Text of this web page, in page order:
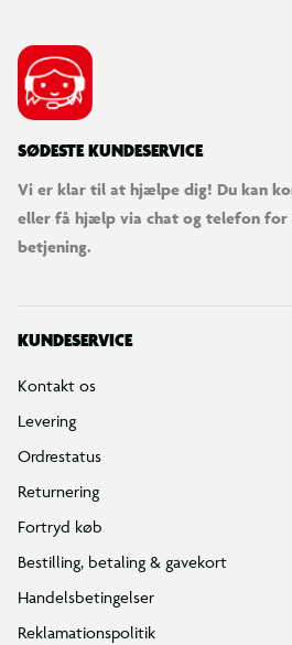
SØDESTE KUNDESERVICE
Vi er klar til at hjælpe dig! Du kan
eller få hjælp via chat og telefon for
betjening.
KUNDESERVICE
Kontakt os
Levering
Ordrestatus
Returnering
Fortryd køb
Bestilling, betaling & gavekort
Handelsbetingelser
Reklamationspolitik